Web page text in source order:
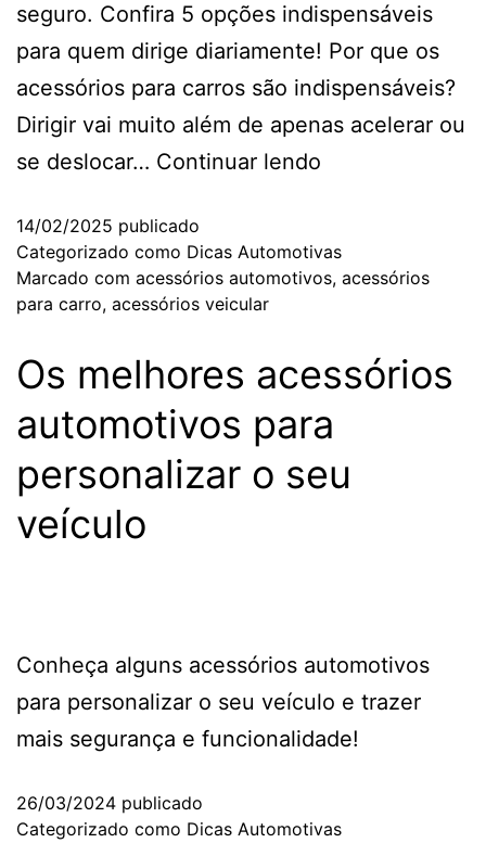
seguro. Confira 5 opções indispensáveis
para quem dirige diariamente! Por que os
acessórios para carros são indispensáveis?
Dirigir vai muito além de apenas acelerar ou
se deslocar… Continuar lendo
14/02/2025 publicado
Categorizado como Dicas Automotivas
Marcado com acessórios automotivos, acessórios
para carro, acessórios veicular
Os melhores acessórios
automotivos para
personalizar o seu
veículo
Conheça alguns acessórios automotivos
para personalizar o seu veículo e trazer
mais segurança e funcionalidade!
26/03/2024 publicado
Categorizado como Dicas Automotivas